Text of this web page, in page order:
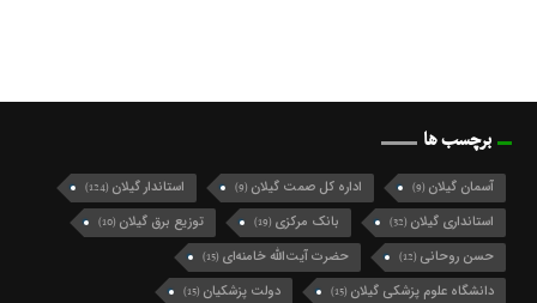
برچسب ها
آسمان گیلان (9) اداره کل صمت گیلان (9) استاندار گیلان (124)
استانداری گیلان (32) بانک مرکزی (19) توزیع برق گیلان (10)
حسن روحانی (12) حضرت آیت‌الله خامنه‌ای (15)
دانشگاه علوم پزشکی گیلان (15) دولت پزشکیان (15)